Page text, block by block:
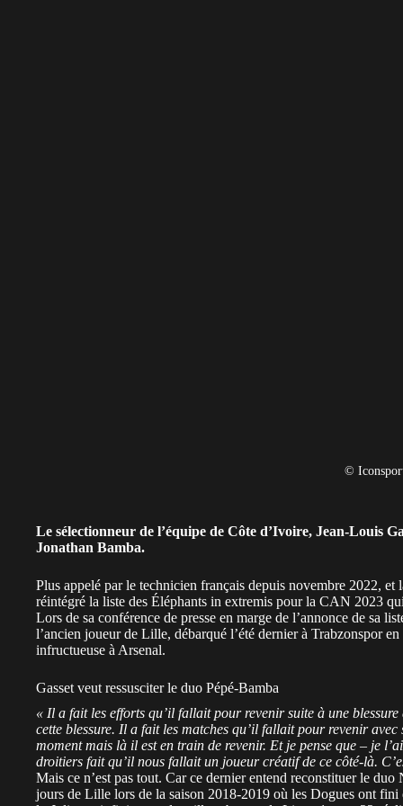
©
Le sélectionneur de l’équipe de Côte d’Ivoire, Jean-Louis
Jonathan Bamba.
Plus appelé par le technicien français depuis novembre 2022,
réintégré la liste des Éléphants in extremis pour la CAN 2023
Lors de sa conférence de presse en marge de l’annonce de sa
l’ancien joueur de Lille, débarqué l’été dernier à Trabzonspor
infructueuse à Arsenal.
Gasset veut ressusciter le duo Pépé-Bamba
« Il a fait les efforts qu’il fallait pour revenir suite à une
cette blessure. Il a fait les matches qu’il fallait pour revenir
moment mais là il est en train de revenir. Et je pense que – je
droitiers fait qu’il nous fallait un joueur créatif de ce côté-là.
Mais ce n’est pas tout. Car ce dernier entend reconstituer le
jours de Lille lors de la saison 2018-2019 où les Dogues ont